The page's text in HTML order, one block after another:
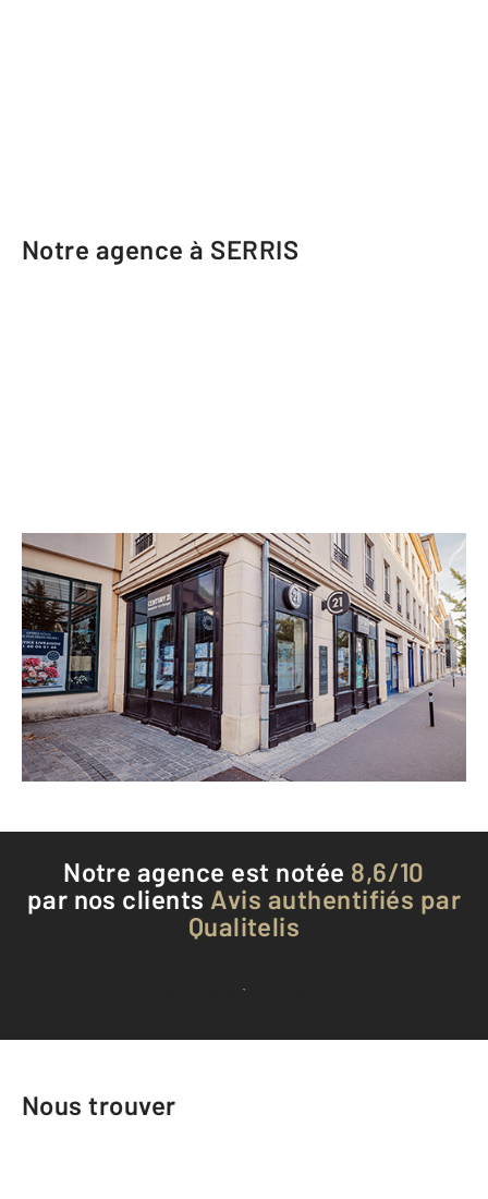
Notre agence à SERRIS
CENTURY 21 Immobilier Val d'Europe
12 cours du Danube
SERRIS - 77700
Envoyer un message
Téléphoner à l'agence
Notre agence est notée 8,6/10
par nos clients Avis authentifiés par
Qualitelis
Voir tous les avis clients
Nous trouver